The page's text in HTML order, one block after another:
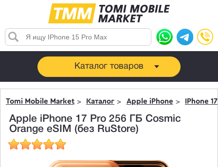
Каталог товаров
Tomi Mobile Market Каталог Apple iPhone IPhone
Apple iPhone 17 Pro 256 ГБ Cosmic
Orange eSIM (без RuStore)